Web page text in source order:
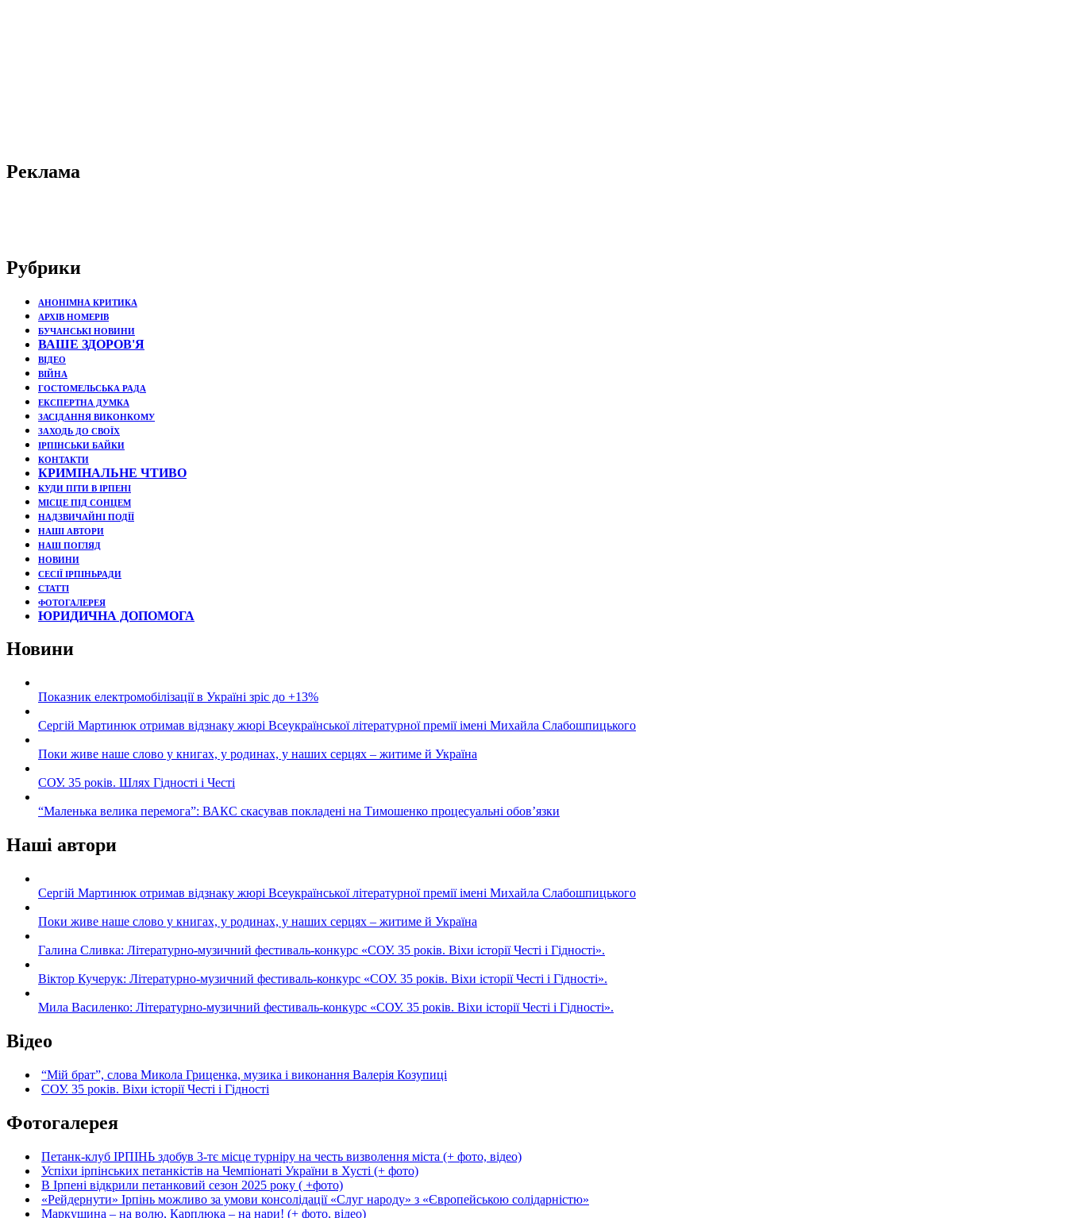
Реклама
Рубрики
АНОНІМНА КРИТИКА
АРХІВ НОМЕРІВ
БУЧАНСЬКІ НОВИНИ
ВАШЕ ЗДОРОВ'Я
ВІДЕО
ВІЙНА
ГОСТОМЕЛЬСЬКА РАДА
ЕКСПЕРТНА ДУМКА
ЗАСІДАННЯ ВИКОНКОМУ
ЗАХОДЬ ДО СВОЇХ
ІРПІНСЬКИ БАЙКИ
КОНТАКТИ
КРИМІНАЛЬНЕ ЧТИВО
КУДИ ПІТИ В ІРПЕНІ
МІСЦЕ ПІД СОНЦЕМ
НАДЗВИЧАЙНІ ПОДЇЇ
НАШІ АВТОРИ
НАШ ПОГЛЯД
НОВИНИ
СЕСІЇ ІРПІНЬРАДИ
СТАТТІ
ФОТОГАЛЕРЕЯ
ЮРИДИЧНА ДОПОМОГА
Новини
Показник електромобілізації в Україні зріс до +13%
Сергій Мартинюк отримав відзнаку жюрі Всеукраїнської літературної премії імені Михайла Слабошпицького
Поки живе наше слово у книгах, у родинах, у наших серцях – житиме й Україна
СОУ. 35 років. Шлях Гідності і Честі
“Маленька велика перемога”: ВАКС скасував покладені на Тимошенко процесуальні обов’язки
Наші автори
Сергій Мартинюк отримав відзнаку жюрі Всеукраїнської літературної премії імені Михайла Слабошпицького
Поки живе наше слово у книгах, у родинах, у наших серцях – житиме й Україна
Галина Сливка: Літературно-музичний фестиваль-конкурс «СОУ. 35 років. Віхи історії Честі і Гідності».
Віктор Кучерук: Літературно-музичний фестиваль-конкурс «СОУ. 35 років. Віхи історії Честі і Гідності».
Мила Василенко: Літературно-музичний фестиваль-конкурс «СОУ. 35 років. Віхи історії Честі і Гідності».
Відео
“Мій брат”, слова Микола Гриценка, музика і виконання Валерія Козупиці
СОУ. 35 років. Віхи історії Честі і Гідності
Фотогалерея
Петанк-клуб ІРПІНЬ здобув 3-тє місце турніру на честь визволення міста (+ фото, відео)
Успіхи ірпінських петанкістів на Чемпіонаті України в Хусті (+ фото)
В Ірпені відкрили петанковий сезон 2025 року ( +фото)
«Рейдернути» Ірпінь можливо за умови консолідації «Слуг народу» з «Європейською солідарністю»
Маркушина – на волю, Карплюка – на нари! (+ фото, відео)